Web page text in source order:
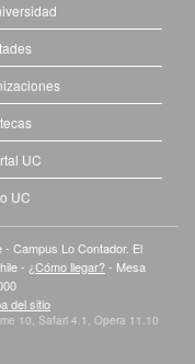
UC
UC
Campus Lo Contador. El
- ¿Cómo llegar?- Mesa
del sitio
10, Safari 4.1, Opera 11.10